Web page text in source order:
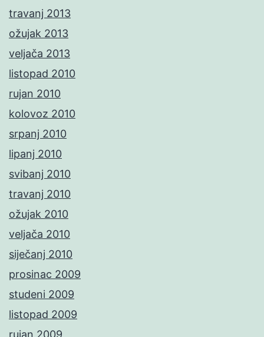
travanj 2013
ožujak 2013
veljača 2013
listopad 2010
rujan 2010
kolovoz 2010
srpanj 2010
lipanj 2010
svibanj 2010
travanj 2010
ožujak 2010
veljača 2010
siječanj 2010
prosinac 2009
studeni 2009
listopad 2009